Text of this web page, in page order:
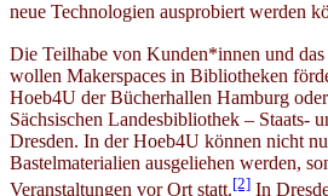
neue Technologien ausprobiert werden
Die Teilhabe von Kunden*innen und das
wollen Makerspaces in Bibliotheken
Hoeb4U der Bücherhallen Hamburg
Sächsischen Landesbibliothek – Staats-
Dresden. In der Hoeb4U können nicht
Bastelmaterialien ausgeliehen werden,
Veranstaltungen vor Ort statt.[2] In